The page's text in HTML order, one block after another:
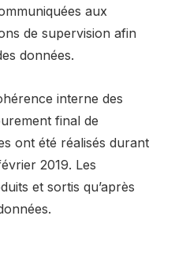
aux
de supervision afin
données.
interne des
final de
ont été réalisés durant
2019. Les
et sortis qu’après